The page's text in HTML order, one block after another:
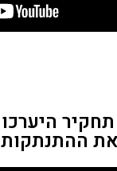
ההתנתקות